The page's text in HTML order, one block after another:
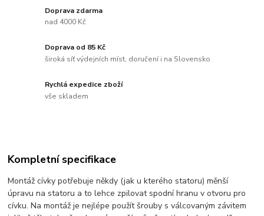
Doprava zdarma
nad 4000 Kč
Doprava od 85 Kč
široká síť výdejních míst, doručení i na Slovensko
Rychlá expedice zboží
vše skladem
Kompletní specifikace
Montáž cívky potřebuje někdy (jak u kterého statoru) měnší
úpravu na statoru a to lehce zpilovat spodní hranu v otvoru pro
cívku. Na montáž je nejlépe použít šrouby s válcovaným závitem